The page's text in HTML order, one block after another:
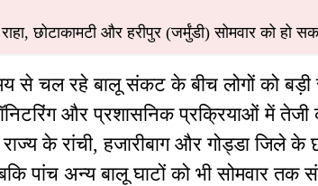
छोटाकामटी और हरीपुर (जर्मुंडी) सोमवार को हो
से चल रहे बालू संकट के बीच लोगों को बड़ी
और प्रशासनिक प्रक्रियाओं में
के रांची, हजारीबाग और गोड्डा जिले के
पांच अन्य बालू घाटों को भी सोमवार तक